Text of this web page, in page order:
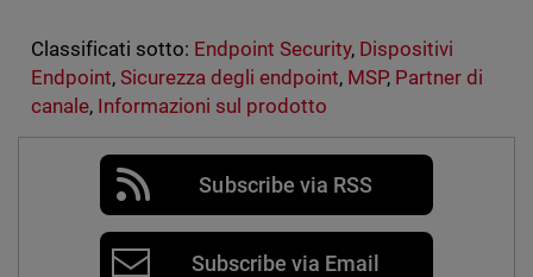
Classificati sotto: Endpoint Security, Dispositivi
Endpoint, Sicurezza degli endpoint, MSP, Partner di
canale, Informazioni sul prodotto
Subscribe via RSS
Subscribe via Email